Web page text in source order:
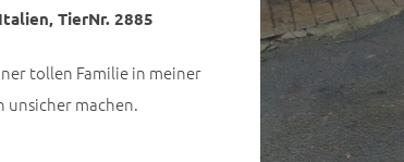
TierNr. 2885
tollen Familie in meiner
unsicher machen.